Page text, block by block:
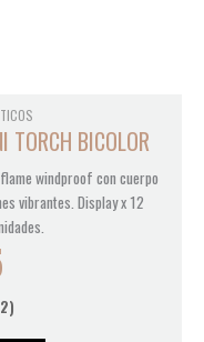
TORCH BICOLOR
windproof con cuerpo
vibrantes. Display x 12
)